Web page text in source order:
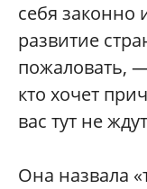
себя законно
развитие
пожаловать,
кто хочет
вас тут не
Она назвала